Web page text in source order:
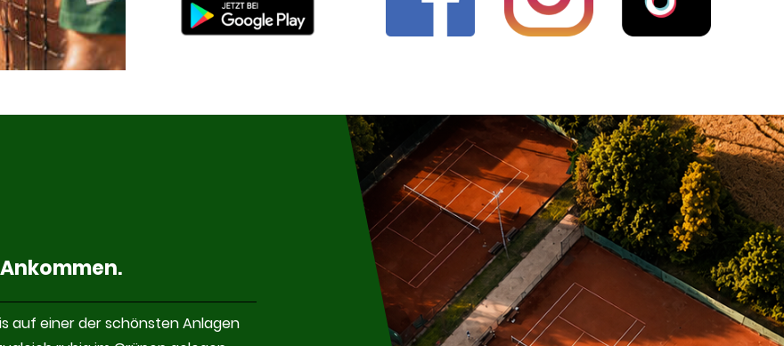
.
auf einer der schönsten Anlagen